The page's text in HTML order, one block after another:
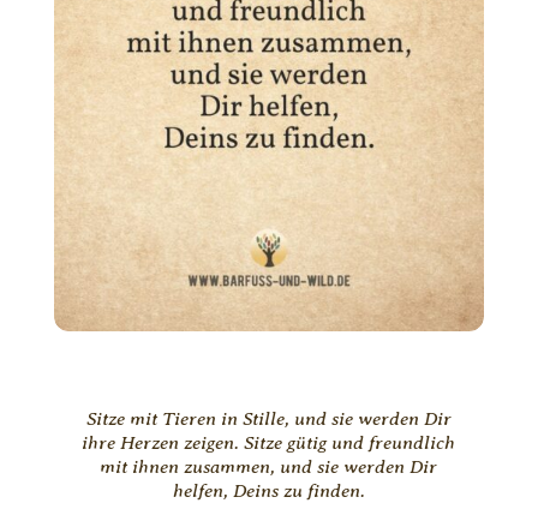
Sitze mit Tieren in Stille, und sie werden Dir
ihre Herzen zeigen. Sitze gütig und freundlich
mit ihnen zusammen, und sie werden Dir
helfen, Deins zu finden.